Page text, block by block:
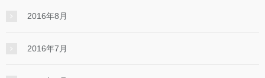
2016年8月
2016年7月